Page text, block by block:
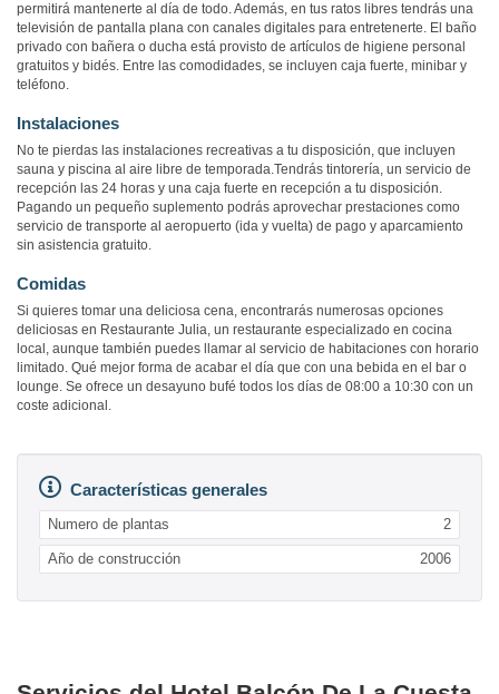
permitirá mantenerte al día de todo. Además, en tus ratos libres tendrás una
televisión de pantalla plana con canales digitales para entretenerte. El baño
privado con bañera o ducha está provisto de artículos de higiene personal
gratuitos y bidés. Entre las comodidades, se incluyen caja fuerte, minibar y
teléfono.
Instalaciones
No te pierdas las instalaciones recreativas a tu disposición, que incluyen
sauna y piscina al aire libre de temporada.Tendrás tintorería, un servicio de
recepción las 24 horas y una caja fuerte en recepción a tu disposición.
Pagando un pequeño suplemento podrás aprovechar prestaciones como
servicio de transporte al aeropuerto (ida y vuelta) de pago y aparcamiento
sin asistencia gratuito.
Comidas
Si quieres tomar una deliciosa cena, encontrarás numerosas opciones
deliciosas en Restaurante Julia, un restaurante especializado en cocina
local, aunque también puedes llamar al servicio de habitaciones con horario
limitado. Qué mejor forma de acabar el día que con una bebida en el bar o
lounge. Se ofrece un desayuno bufé todos los días de 08:00 a 10:30 con un
coste adicional.
Características generales
Numero de plantas 2
Año de construcción 2006